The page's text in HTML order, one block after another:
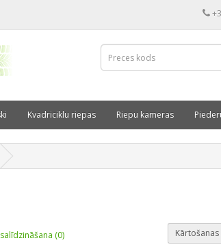
Kvadriciklu riepas Riepu kameras
(0) Kārtošanas